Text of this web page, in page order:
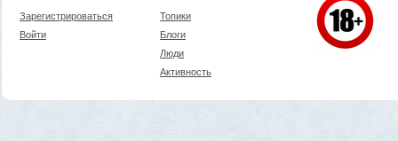
Зарегистрироваться
Войти
Топики
Блоги
Люди
Активность